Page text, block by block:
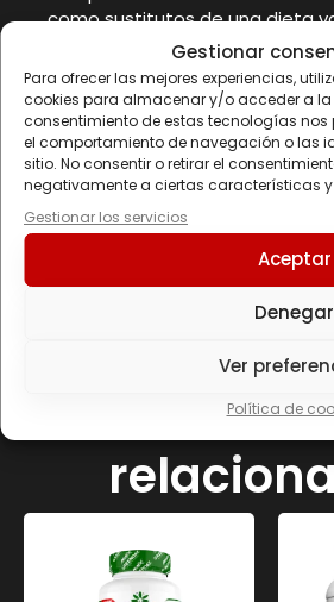
Gestionar
Para ofrecer las mejores experiencias,
cookies para almacenar y/o acceder a
consentimiento de estas tecnologías
el comportamiento de navegación o las
sitio. No consentir o retirar el
negativamente a ciertas características
Gestionar los servicios
Aceptar
Denegar
Ver
Política de
como sustitutos de una dieta
equilibrada y un estilo de vida
las recomendaciones de los
de tomar este complemento
Conservar a una temperatura
en un lugar fresco y seco, lejos
Proteger de las heladas. El
responsable de los daños
conservación o
por parte del consumidor. Lote y